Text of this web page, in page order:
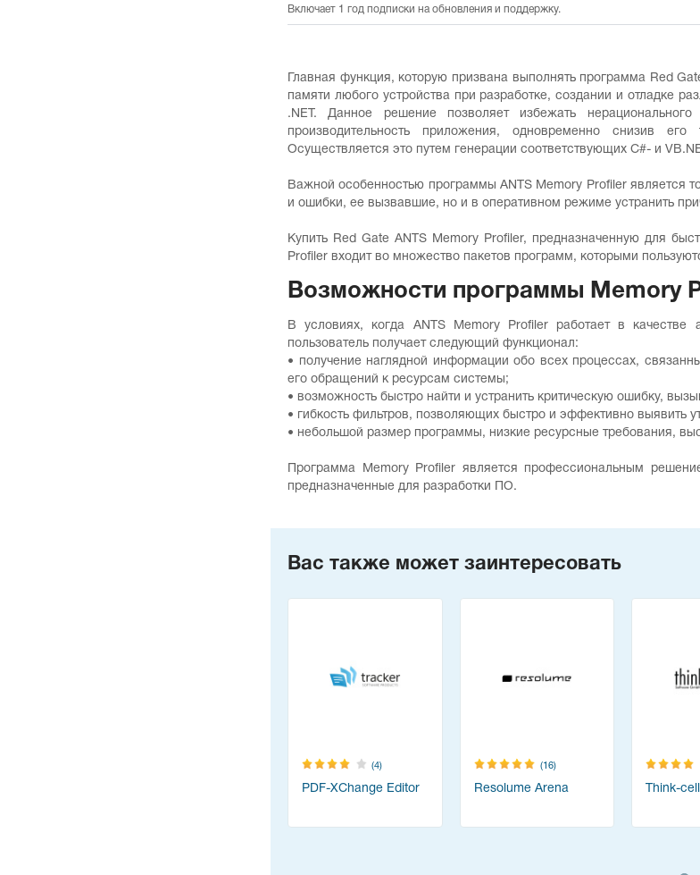
Включает 1 год подписки на обновления и поддержку.
Главная функция, которую призвана выполнять программа Red
памяти любого устройства при разработке, создании и отладке
.NET. Данное решение позволяет избежать
производительность приложения, одновременно снизив
Осуществляется это путем генерации соответствующих C#- и
Важной особенностью программы ANTS Memory Profiler является
и ошибки, ее вызвавшие, но и в оперативном режиме устранить
Купить Red Gate ANTS Memory Profiler, предназначенную для
Profiler входит во множество пакетов программ, которыми
Возможности программы Memory
В условиях, когда ANTS Memory Profiler работает в
пользователь получает следующий функционал:
• получение наглядной информации обо всех процессах,
его обращений к ресурсам системы;
• возможность быстро найти и устранить критическую ошибку,
• гибкость фильтров, позволяющих быстро и эффективно выявить
• небольшой размер программы, низкие ресурсные требования,
Программа Memory Profiler является профессиональным
предназначенные для разработки ПО.
Вас также может заинтересовать
(4)
PDF-XChange Editor
(16)
Resolume Arena Think-